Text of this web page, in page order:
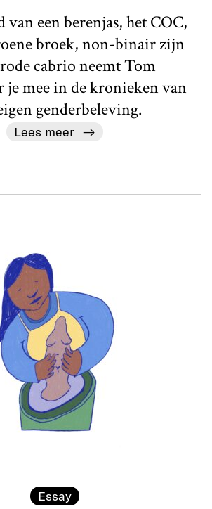
van een berenjas, het COC,
broek, non-binair zijn
cabrio neemt Tom
je mee in de kronieken van
genderbeleving.
Lees meer
Essay